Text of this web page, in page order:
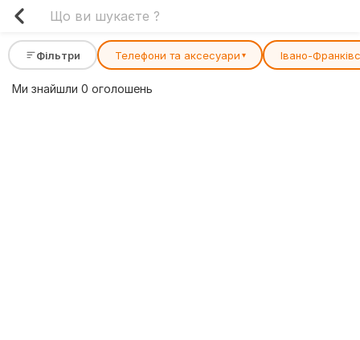
Фільтри Телефони та аксесуари ▾ Івано-
Ми знайшли 0 оголошень